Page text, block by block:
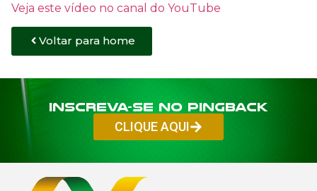
Veja este vídeo no canal do YouTube
Voltar para home
Inscreva-se no PINGBACK
CLIQUE AQUI